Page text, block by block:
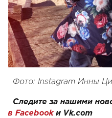
Фото: Instagram Инны
Следите за нашими
в Facebookи Vk.com